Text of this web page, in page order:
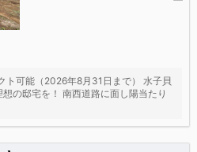
ト可能（2026年8月31日まで） 水子貝
の邸宅を！ 南西道路に面し陽当たり